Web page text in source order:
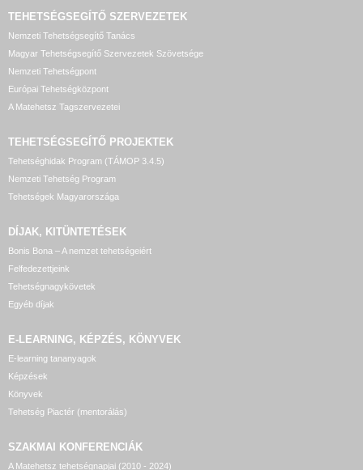
TEHETSÉGSEGÍTŐ SZERVEZETEK
Nemzeti Tehetségsegítő Tanács
Magyar Tehetségsegítő Szervezetek Szövetsége
Nemzeti Tehetségpont
Európai Tehetségközpont
A Matehetsz Tagszervezetei
TEHETSÉGSEGÍTŐ PROJEKTEK
Tehetséghidak Program (TÁMOP 3.4.5)
Nemzeti Tehetség Program
Tehetségek Magyarországa
DÍJAK, KITÜNTETÉSEK
Bonis Bona – A nemzet tehetségeiért
Felfedezettjeink
Tehetségnagykövetek
Egyéb díjak
E-LEARNING, KÉPZÉS, KÖNYVEK
E-learning tananyagok
Képzések
Könyvek
Tehetség Piactér (mentorálás)
SZAKMAI KONFERENCIÁK
A Matehetsz tehetségnapjai (2010 - 2024)